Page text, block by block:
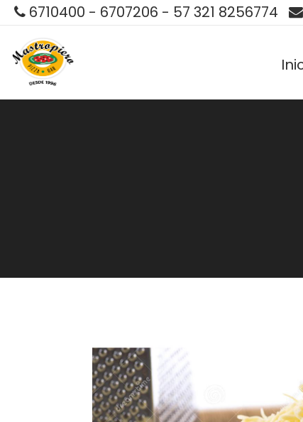
6710400 - 6707206 - 57 321 8256774